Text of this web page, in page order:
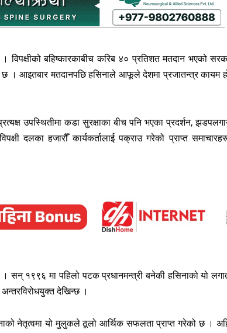
बहिष्कारकाबीच करिब ४० प्रतिशत मतदान भएको
छ । आइतबार मतदानपछि हसिनाले आफूले देशमा प्रजातन्त्र कायम
उपस्थितीमा कडा सुरक्षाका बीच पनि भएका प्रदर्शन,
दलका हजारौँ कार्यकर्तालाई पक्राउ गरेको प्राप्त
सन् १९९६ मा पहिलो पटक प्रधानमन्त्री बनेकी हसिनाको यो
देखिन्छ ।
नेतृत्वमा यो मुलुकले ठूलो आर्थिक सफलता प्राप्त गरेको छ ।